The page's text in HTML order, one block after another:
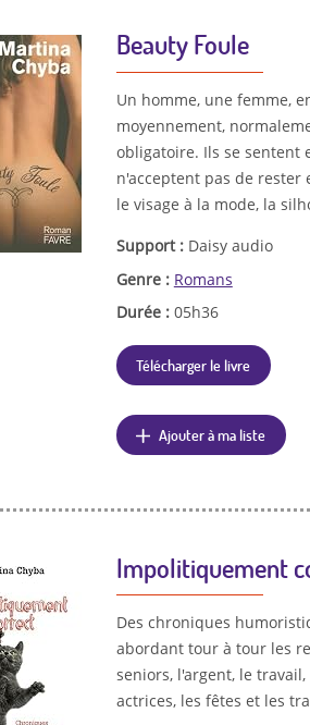
Beauty Foule
Un homme, une femme,
moyennement,
obligatoire. Ils se sentent
n'acceptent pas de
le visage à la mode, la
Support : Daisy audio
Genre : Romans
Durée : 05h36
Télécharger le livre
Ajouter à ma liste
Impolitiquement
Des chroniques
abordant tour à tour les
seniors, l'argent, le
actrices, les fêtes et les